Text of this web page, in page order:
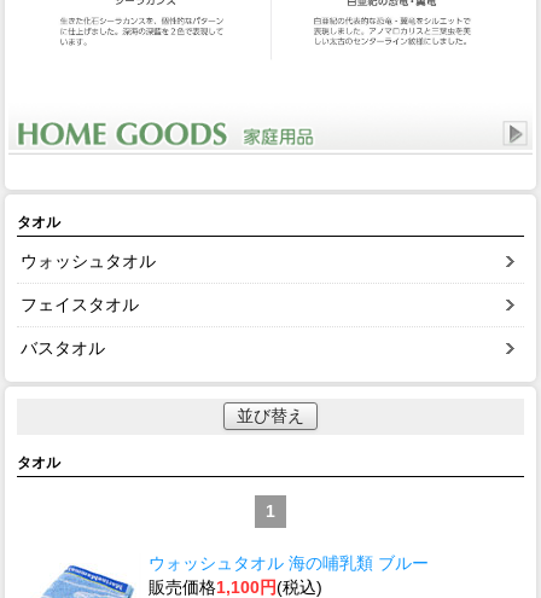
タオル
ウォッシュタオル
フェイスタオル
バスタオル
並び替え
タオル
1
ウォッシュタオル 海の哺乳類 ブルー
販売価格1,100円(税込)